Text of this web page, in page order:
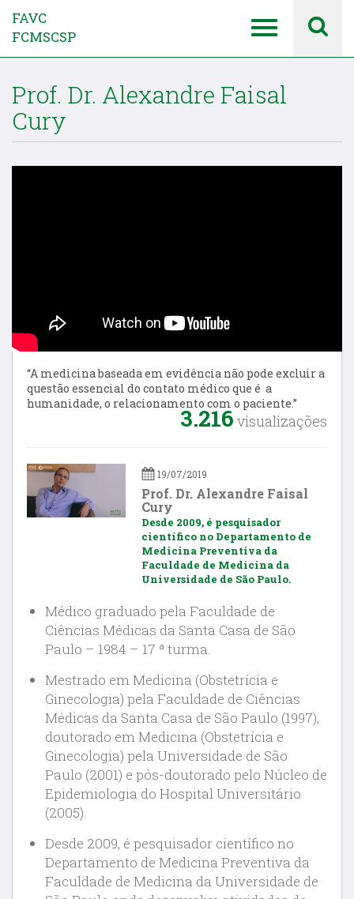
FAVC
FCMSCSP
Prof. Dr. Alexandre Faisal
Cury
“A medicina baseada em evidência não pode excluir a
questão essencial do contato médico que é a
humanidade, o relacionamento com o paciente.”
3.216 visualizações
19/07/2019
Prof. Dr. Alexandre Faisal
Cury
Desde 2009, é pesquisador
científico no Departamento de
Medicina Preventiva da
Faculdade de Medicina da
Universidade de São Paulo.
Médico graduado pela Faculdade de
Ciências Médicas da Santa Casa de São
Paulo – 1984 – 17 ª turma.
Mestrado em Medicina (Obstetrícia e
Ginecologia) pela Faculdade de Ciências
Médicas da Santa Casa de São Paulo (1997),
doutorado em Medicina (Obstetrícia e
Ginecologia) pela Universidade de São
Paulo (2001) e pós-doutorado pelo Núcleo de
Epidemiologia do Hospital Universitário
(2005).
Desde 2009, é pesquisador científico no
Departamento de Medicina Preventiva da
Faculdade de Medicina da Universidade de